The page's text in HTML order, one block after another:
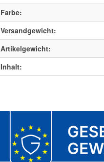
Farbe:
Versandgewicht:
Artikelgewicht:
Inhalt: